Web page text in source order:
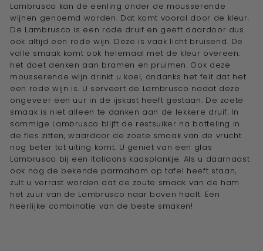
Lambrusco kan de eenling onder de mousserende
wijnen genoemd worden. Dat komt vooral door de kleur.
De Lambrusco is een rode druif en geeft daardoor dus
ook altijd een rode wijn. Deze is vaak licht bruisend. De
volle smaak komt ook helemaal met de kleur overeen:
het doet denken aan bramen en pruimen. Ook deze
mousserende wijn drinkt u koel, ondanks het feit dat het
een rode wijn is. U serveert de Lambrusco nadat deze
ongeveer een uur in de ijskast heeft gestaan. De zoete
smaak is niet alleen te danken aan de lekkere druif. In
sommige Lambrusco blijft de restsuiker na botteling in
de fles zitten, waardoor de zoete smaak van de vrucht
nog beter tot uiting komt. U geniet van een glas
Lambrusco bij een Italiaans kaasplankje. Als u daarnaast
ook nog de bekende parmaham op tafel heeft staan,
zult u verrast worden dat de zoute smaak van de ham
het zuur van de Lambrusco naar boven haalt. Een
heerlijke combinatie van de beste smaken!